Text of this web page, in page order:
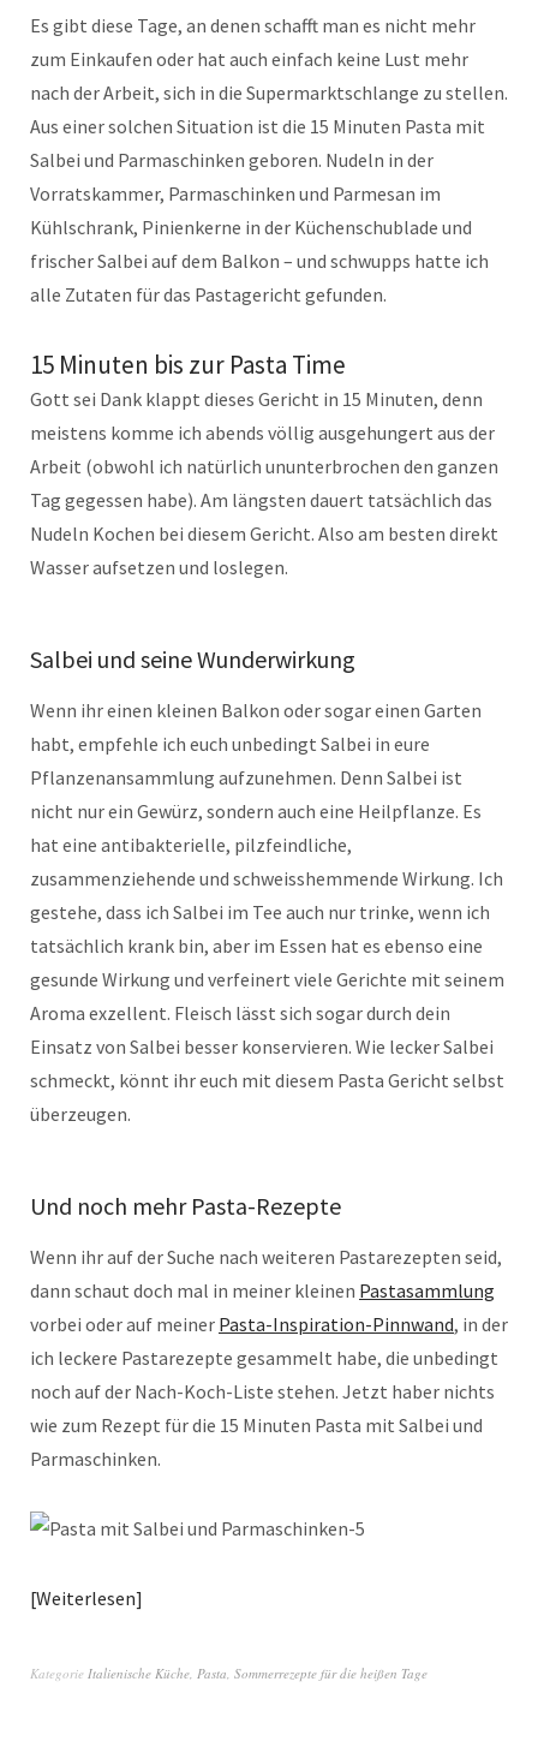
Es gibt diese Tage, an denen schafft man es nicht mehr
zum Einkaufen oder hat auch einfach keine Lust mehr
nach der Arbeit, sich in die Supermarktschlange zu stellen.
Aus einer solchen Situation ist die 15 Minuten Pasta mit
Salbei und Parmaschinken geboren. Nudeln in der
Vorratskammer, Parmaschinken und Parmesan im
Kühlschrank, Pinienkerne in der Küchenschublade und
frischer Salbei auf dem Balkon – und schwupps hatte ich
alle Zutaten für das Pastagericht gefunden.
15 Minuten bis zur Pasta Time
Gott sei Dank klappt dieses Gericht in 15 Minuten, denn
meistens komme ich abends völlig ausgehungert aus der
Arbeit (obwohl ich natürlich ununterbrochen den ganzen
Tag gegessen habe). Am längsten dauert tatsächlich das
Nudeln Kochen bei diesem Gericht. Also am besten direkt
Wasser aufsetzen und loslegen.
Salbei und seine Wunderwirkung
Wenn ihr einen kleinen Balkon oder sogar einen Garten
habt, empfehle ich euch unbedingt Salbei in eure
Pflanzenansammlung aufzunehmen. Denn Salbei ist
nicht nur ein Gewürz, sondern auch eine Heilpflanze. Es
hat eine antibakterielle, pilzfeindliche,
zusammenziehende und schweisshemmende Wirkung. Ich
gestehe, dass ich Salbei im Tee auch nur trinke, wenn ich
tatsächlich krank bin, aber im Essen hat es ebenso eine
gesunde Wirkung und verfeinert viele Gerichte mit seinem
Aroma exzellent. Fleisch lässt sich sogar durch dein
Einsatz von Salbei besser konservieren. Wie lecker Salbei
schmeckt, könnt ihr euch mit diesem Pasta Gericht selbst
überzeugen.
Und noch mehr Pasta-Rezepte
Wenn ihr auf der Suche nach weiteren Pastarezepten seid,
dann schaut doch mal in meiner kleinen Pastasammlung
vorbei oder auf meiner Pasta-Inspiration-Pinnwand, in der
ich leckere Pastarezepte gesammelt habe, die unbedingt
noch auf der Nach-Koch-Liste stehen. Jetzt haber nichts
wie zum Rezept für die 15 Minuten Pasta mit Salbei und
Parmaschinken.
Weiterlesen
Kategorie Italienische Küche, Pasta, Sommerrezepte für die heißen Tage